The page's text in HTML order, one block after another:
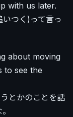
with us later.
つく)って言っ
about moving
to see the
とかのことを話